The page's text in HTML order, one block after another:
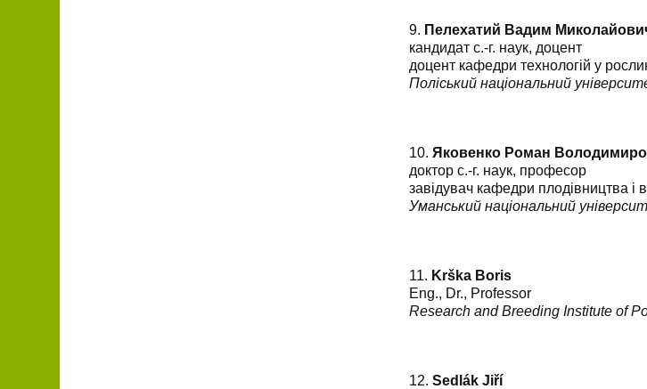
9. Пелехатий Вадим
кандидат с.-г. наук, доцент
доцент кафедри технологій у
Поліський національний
10. Яковенко Роман
доктор с.-г. наук, професор
завідувач кафедри плодівництва і
Уманський національний
11. Krška Boris
Eng., Dr., Professor
Research and Breeding Institute of
12. Sedlák Jiří